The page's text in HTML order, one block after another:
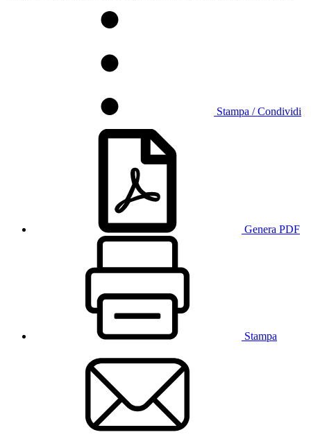
Stampa / Condividi
Genera PDF
Stampa